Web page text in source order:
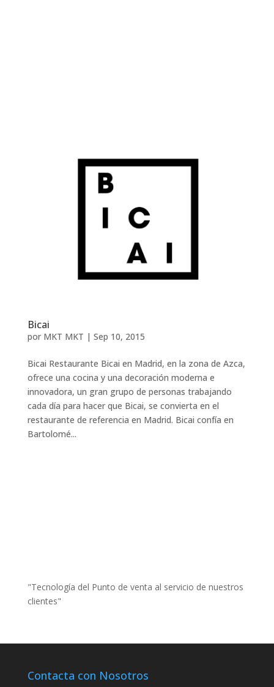
Bicai
por MKT MKT | Sep 10, 2015
Bicai Restaurante Bicai en Madrid, en la zona de Azca,
ofrece una cocina y una decoración moderna e
innovadora, un gran grupo de personas trabajando
cada día para hacer que Bicai, se convierta en el
restaurante de referencia en Madrid. Bicai confía en
Bartolomé...
"Tecnología del Punto de venta al servicio de nuestros
clientes"
Contacta con Nosotros